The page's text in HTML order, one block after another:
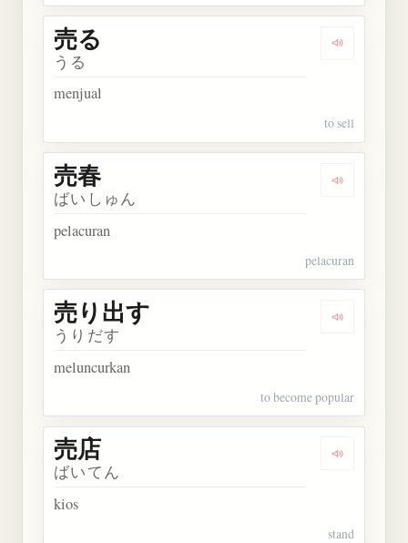
Dengarkan
売る
うる
menjual
to sell
Dengarkan
売春
ばいしゅん
pelacuran
pelacuran
Dengarkan
売り出す
うりだす
meluncurkan
to become popular
Dengarkan
売店
ばいてん
kios
stand